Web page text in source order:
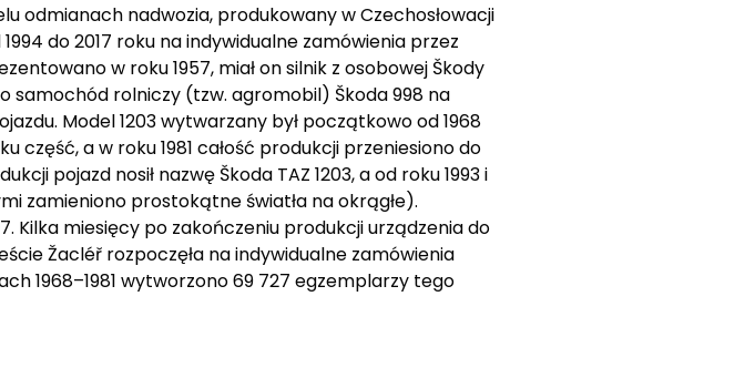
odmianach nadwozia, produkowany w Czechosłowacji
do 2017 roku na indywidualne zamówienia przez
w roku 1957, miał on silnik z osobowej Škody
samochód rolniczy (tzw. agromobil) Škoda 998 na
Model 1203 wytwarzany był początkowo od 1968
część, a w roku 1981 całość produkcji przeniesiono do
pojazd nosił nazwę Škoda TAZ 1203, a od roku 1993 i
zamieniono prostokątne światła na okrągłe).
Kilka miesięcy po zakończeniu produkcji urządzenia do
Žacléř rozpoczęła na indywidualne zamówienia
1968–1981 wytworzono 69 727 egzemplarzy tego